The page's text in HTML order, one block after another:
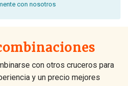
con nosotros
con otros cruceros para
y un precio mejores